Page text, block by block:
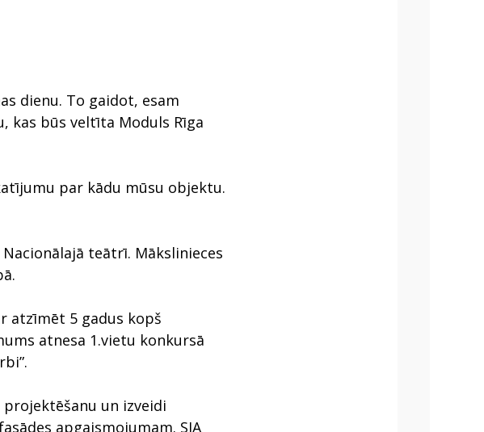
dienu. To gaidot, esam
kas būs veltīta Moduls Rīga
par kādu mūsu objektu.
teātrī. Mākslinieces
atzīmēt 5 gadus kopš
atnesa 1.vietu konkursā
projektēšanu un izveidi
apgaismojumam. SIA